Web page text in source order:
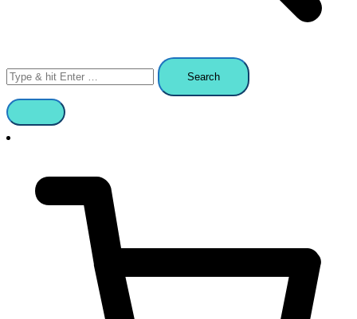
Search
for: